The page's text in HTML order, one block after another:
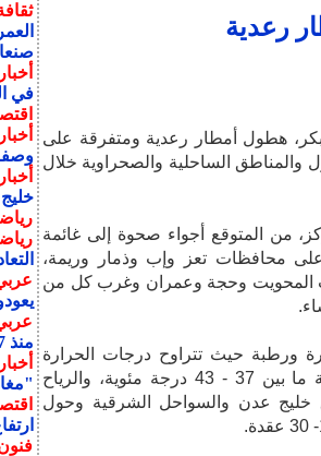
رعدية
هطول أمطار رعدية ومتفرقة على
والمناطق الساحلية والصحراوية خلال
من المتوقع أجواء صحوة إلى غائمة
محافظات تعز وإب وذمار وريمة،
المحويت وحجة وعمران وغرب كل من
ورطبة حيث تتراوح درجات الحرارة
العظمى في السهول والمناطق الساحلية ما بين 37 - 43 درجة مئوية، والرياح
خليج عدن والسواحل الشرقية وحول
في
منذ 7 أكتوبر